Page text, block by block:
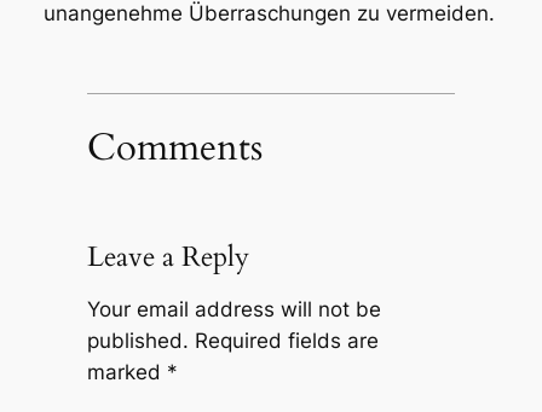
unangenehme Überraschungen zu vermeiden.
Comments
Leave a Reply
Your email address will not be
published. Required fields are
marked *